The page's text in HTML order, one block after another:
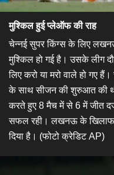
मुश्किल हुई प्लेऑफ की राह
चेन्नई सुपर किंग्स के लिए
मुश्किल हो गई है। उसके लीग
लिए करो या मरो वाले हो गए
के साथ सीजन की शुरुआत की
करते हुए 8 मैच में से 6 में जीत
सफल रही। लखनऊ के खिलाफ
दिया है। (फोटो क्रेडिट AP)​